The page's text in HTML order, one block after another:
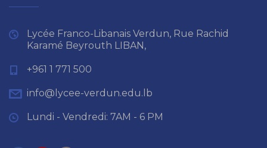
Lycée Franco-Libanais Verdun, Rue Rachid
Karamé Beyrouth LIBAN,
+961 1 771 500
info@lycee-verdun.edu.lb
Lundi - Vendredi: 7AM - 6 PM